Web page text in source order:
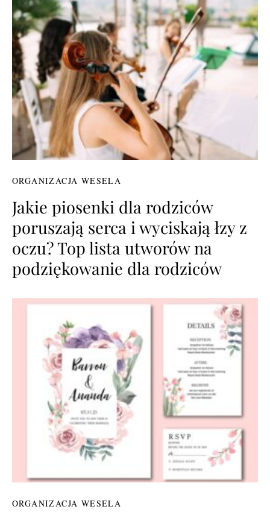
ORGANIZACJA WESELA
Jakie piosenki dla rodziców
poruszają serca i wyciskają łzy z
oczu? Top lista utworów na
podziękowanie dla rodziców
ORGANIZACJA WESELA